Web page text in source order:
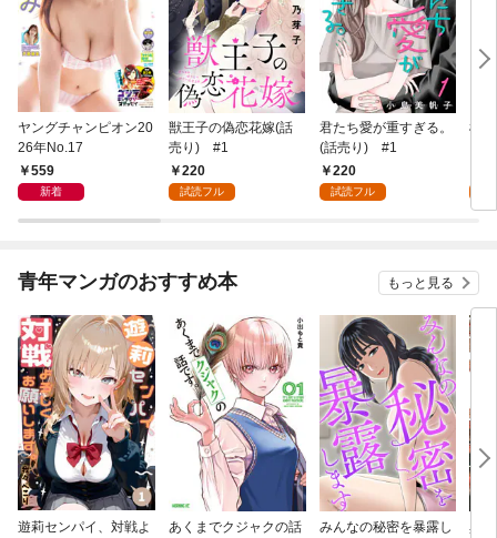
ヤングチャンピオン20
26年No.17
559
新着
獣王子の偽恋花嫁(話
売り) #1
220
試読フル
君たち愛が重すぎる。
(話売り) #1
220
試読フル
桜
青年マンガのおすすめ本 もっと見る
遊莉センパイ、対戦よ
あくまでクジャクの話
みんなの秘密を暴露し
異